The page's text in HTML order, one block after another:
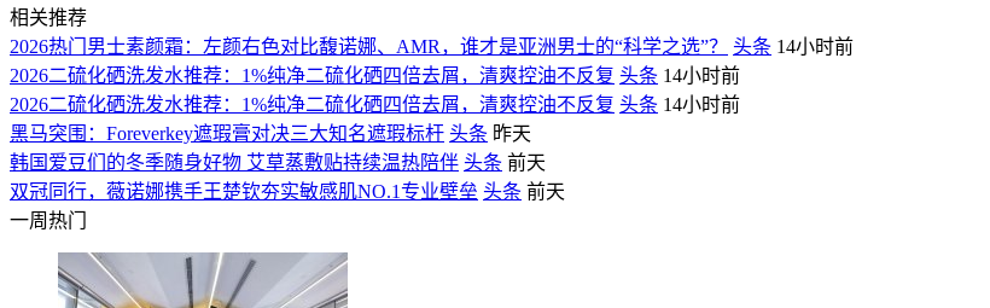
相关推荐
2026热门男士素颜霜：左颜右色对比馥诺娜、AMR，谁才是亚洲男士的“科学之选”？
头条 14小时前
2026二硫化硒洗发水推荐：1%纯净二硫化硒四倍去屑，清爽控油不反复 头条 14小时前
2026二硫化硒洗发水推荐：1%纯净二硫化硒四倍去屑，清爽控油不反复 头条 14小时前
黑马突围：Foreverkey遮瑕膏对决三大知名遮瑕标杆 头条 昨天
韩国爱豆们的冬季随身好物 艾草蒸敷贴持续温热陪伴 头条 前天
双冠同行，薇诺娜携手王楚钦夯实敏感肌NO.1专业壁垒 头条 前天
一周热门